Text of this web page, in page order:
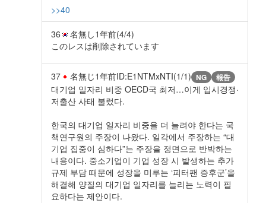
>>40
36 名無し1年前(4/4)
このレスは削除されています
37 名無じ1年前ID:E1NTMxNTI(1/1) NG 報告
대기업 일자리 비중 OECD국 최저…이게 입시경쟁·
저출산 사태 불렀다.
한국의 대기업 일자리 비중을 더 늘려야 한다는 국
책연구원의 주장이 나왔다. 일각에서 주장하는 “대
기업 집중이 심하다”는 주장을 정면으로 반박하는
내용이다. 중소기업이 기업 성장 시 발생하는 추가
규제 부담 때문에 성장을 미루는 ‘피터팬 증후군’을
해결해 양질의 대기업 일자리를 늘리는 노력이 필
요하다는 제안이다.